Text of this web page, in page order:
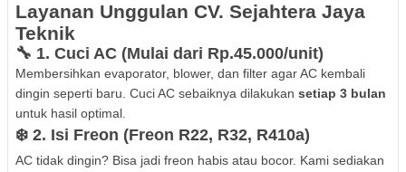
Layanan Unggulan CV. Sejahtera Jaya
Teknik
🔧 1. Cuci AC (Mulai dari Rp.45.000/unit)
Membersihkan evaporator, blower, dan filter agar AC kembali
dingin seperti baru. Cuci AC sebaiknya dilakukan setiap 3 bulan
untuk hasil optimal.
❄️ 2. Isi Freon (Freon R22, R32, R410a)
AC tidak dingin? Bisa jadi freon habis atau bocor. Kami sediakan